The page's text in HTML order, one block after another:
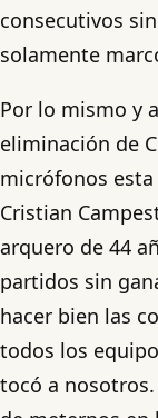
consecutivos
solamente
Por lo mismo y
eliminación de
micrófonos
Cristian
arquero de 44
partidos sin
hacer bien las
todos los
tocó a